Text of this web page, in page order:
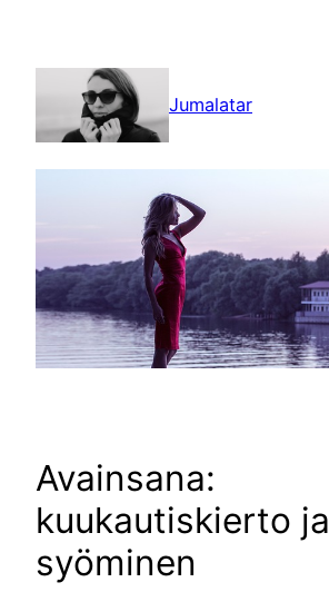
Jumalatar
Avainsana:
kuukautiskierto ja
syöminen